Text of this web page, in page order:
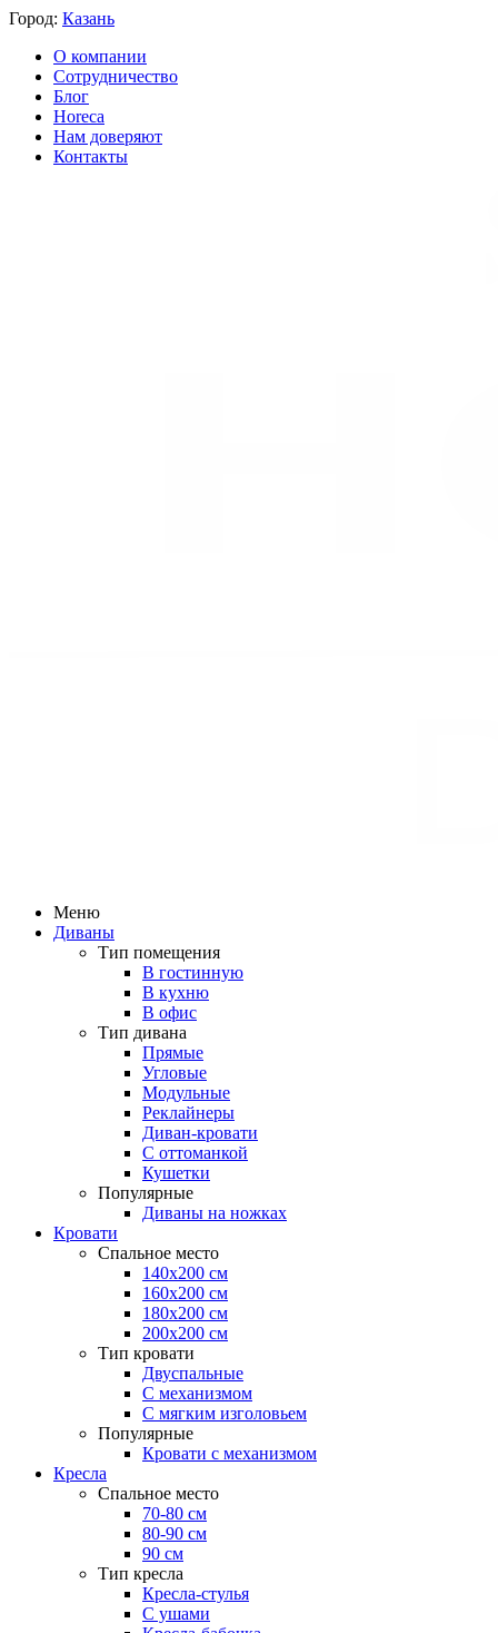
Город: Казань
О компании
Сотрудничество
Блог
Horeca
Нам доверяют
Контакты
Меню
Диваны
Тип помещения
В гостинную
В кухню
В офис
Тип дивана
Прямые
Угловые
Модульные
Реклайнеры
Диван-кровати
С оттоманкой
Кушетки
Популярные
Диваны на ножках
Кровати
Спальное место
140х200 см
160х200 см
180х200 см
200х200 см
Тип кровати
Двуспальные
С механизмом
С мягким изголовьем
Популярные
Кровати с механизмом
Кресла
Спальное место
70-80 см
80-90 см
90 см
Тип кресла
Кресла-стулья
С ушами